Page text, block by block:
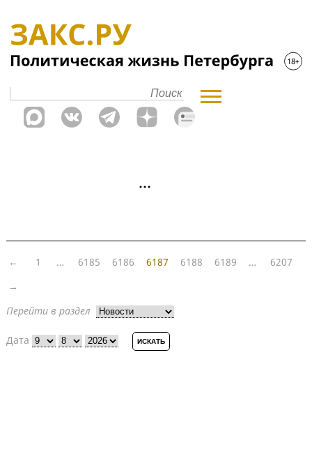
← 1 … 6185 6186 6187 6188 6189 …
6207
→
Перейти в раздел
Дата